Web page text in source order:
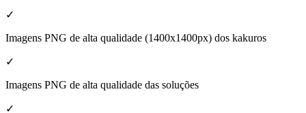
✓
Imagens PNG de alta qualidade (1400x1400px) dos kakuros
✓
Imagens PNG de alta qualidade das soluções
✓